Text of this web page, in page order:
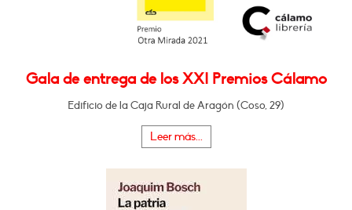
Gala de entrega de los XXI Premios Cálamo
Edificio de la Caja Rural de Aragón (Coso, 29)
Leer más...